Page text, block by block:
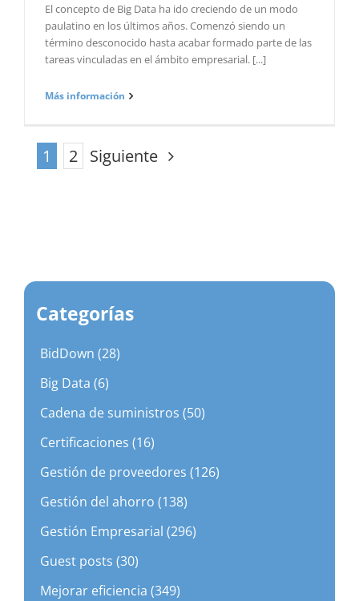
El concepto de Big Data ha ido creciendo de un modo
paulatino en los últimos años. Comenzó siendo un
término desconocido hasta acabar formado parte de las
tareas vinculadas en el ámbito empresarial. [...]
Más información
1 2 Siguiente
Categorías
BidDown (28)
Big Data (6)
Cadena de suministros (50)
Certificaciones (16)
Gestión de proveedores (126)
Gestión del ahorro (138)
Gestión Empresarial (296)
Guest posts (30)
Mejorar eficiencia (349)